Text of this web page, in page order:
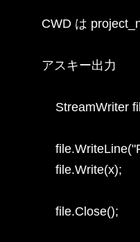
CWD は
アスキー出力
StreamWriter
    file.Write(x);
    file.Close();